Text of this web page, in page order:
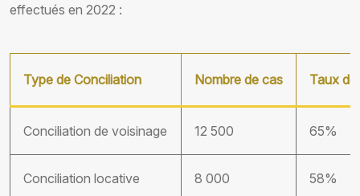
effectués en 2022 :
Type de Conciliation Nombre de cas Taux
Conciliation de voisinage 12 500 65%
Conciliation locative 8 000 58%